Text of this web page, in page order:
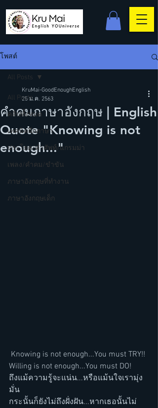
โพสต์
All Posts
คลิปทั้งหมด
เทคนิคฝึกภาษา
ประโยค/คำศัพท์/แกรมม่า
เพลง/คำคม/ขำขัน
ภาษาอังกฤษที่ทำงาน
ภาษาอังกฤษเด็ก
All Posts
คำคมภาษาอังกฤษ | English
Quote "Knowing is not
enough..."
KruMai-GoodEnoughEnglish
25 ม.ค. 2563
Knowing is not enough...You must TRY!!
Willing is not enough...You must DO!
ถึงแม้ความรู้จะแน่น...หรือแม้นใจเรามุ่ง
มั่น
กระนั้นก็ยังไม่ถึงฝั่งฝัน...หากเธอนั้นไม่